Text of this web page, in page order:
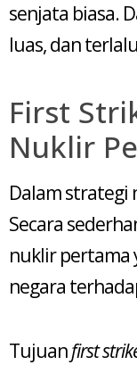
senjata biasa.
luas, dan
First
Nuklir
Dalam strategi
Secara
nuklir pertama
negara
Tujuanfirst